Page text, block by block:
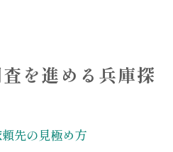
安心できる調査依頼方法
の兵庫探偵活用術
を進める兵庫探
先の見極め方